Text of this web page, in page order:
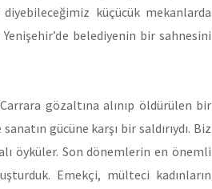
diyebileceğimiz küçücük mekanlarda
belediyenin bir sahnesini
gözaltına alınıp öldürülen bir
gücüne karşı bir saldırıydı. Biz
öyküler. Son dönemlerin en önemli
Emekçi, mülteci kadınların